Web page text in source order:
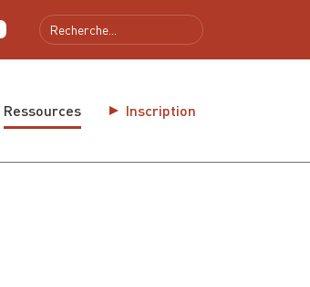
Ressources Inscription